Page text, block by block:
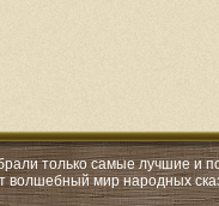
только самые лучшие и
волшебный мир народных